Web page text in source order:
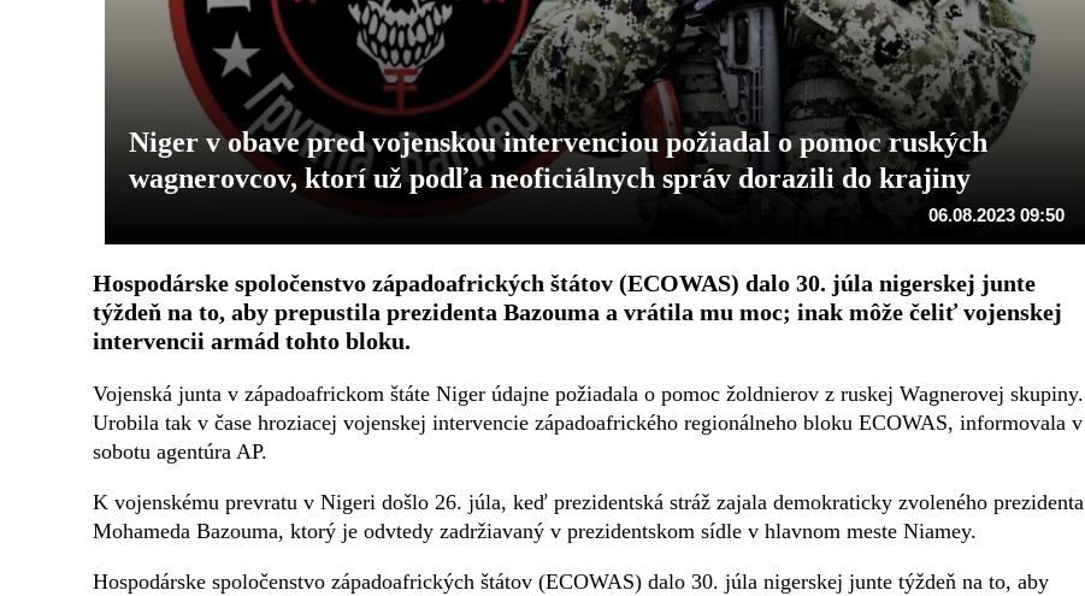
Niger v obave pred vojenskou intervenciou požiadal o pomoc ruských
wagnerovcov, ktorí už podľa neoficiálnych správ dorazili do krajiny
06.08.2023 09:50
Hospodárske spoločenstvo západoafrických štátov (ECOWAS) dalo 30. júla nigerskej junte
týždeň na to, aby prepustila prezidenta Bazouma a vrátila mu moc; inak môže čeliť vojenskej
intervencii armád tohto bloku.
Vojenská junta v západoafrickom štáte Niger údajne požiadala o pomoc žoldnierov z ruskej Wagnerovej skupiny.
Urobila tak v čase hroziacej vojenskej intervencie západoafrického regionálneho bloku ECOWAS, informovala v
sobotu agentúra AP.
K vojenskému prevratu v Nigeri došlo 26. júla, keď prezidentská stráž zajala demokraticky zvoleného prezidenta
Mohameda Bazouma, ktorý je odvtedy zadržiavaný v prezidentskom sídle v hlavnom meste Niamey.
Hospodárske spoločenstvo západoafrických štátov (ECOWAS) dalo 30. júla nigerskej junte týždeň na to, aby